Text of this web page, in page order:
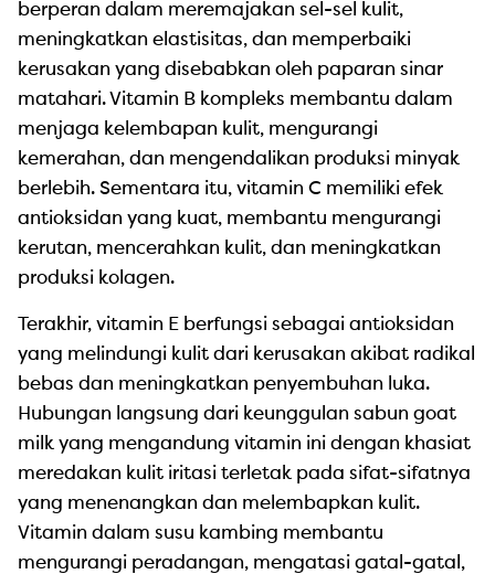
berperan dalam meremajakan sel-sel kulit,
meningkatkan elastisitas, dan memperbaiki
kerusakan yang disebabkan oleh paparan sinar
matahari. Vitamin B kompleks membantu dalam
menjaga kelembapan kulit, mengurangi
kemerahan, dan mengendalikan produksi minyak
berlebih. Sementara itu, vitamin C memiliki efek
antioksidan yang kuat, membantu mengurangi
kerutan, mencerahkan kulit, dan meningkatkan
produksi kolagen.
Terakhir, vitamin E berfungsi sebagai antioksidan
yang melindungi kulit dari kerusakan akibat radikal
bebas dan meningkatkan penyembuhan luka.
Hubungan langsung dari keunggulan sabun goat
milk yang mengandung vitamin ini dengan khasiat
meredakan kulit iritasi terletak pada sifat-sifatnya
yang menenangkan dan melembapkan kulit.
Vitamin dalam susu kambing membantu
mengurangi peradangan, mengatasi gatal-gatal,